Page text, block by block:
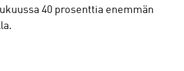
40 prosenttia enemmän